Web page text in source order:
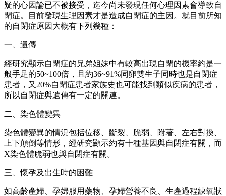
疑的心因論已不被接受，迄今尚未發現任何心理因素會導致自
閉症。目前發現生理因素才是造成自閉症的主因。就目前所知
的自閉症原因大概有下列幾種：
一、遺傳
經研究顯示自閉症的兄弟姐妹中有較高出現自閉的機率約是一
般手足的50~100倍，且約36~91%同卵雙生子同時也是自閉症
患者，又20%自閉症患者家族史也可能找到類似疾病的患者，
所以自閉症與遺傳有一定的關連。
二、染色體變異
染色體變異的情況包括位移、斷裂、脆弱、附著、左右對換、
上下顛倒等情形，經研究顯示約有十種基因與自閉症有關，而
X染色體脆弱也與自閉症有關。
三、懷孕及出生時的困難
如高齡產婦、孕婦服用藥物、孕婦營養不良、生產過程缺氧狀